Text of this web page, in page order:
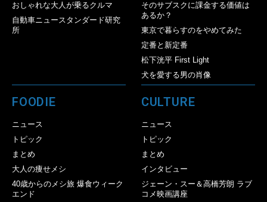
おしゃれな大人が乗るクルマ
自動車ニュースタンダード研究
所
そのサブスクに課金する価値は
あるか？
東京で暮らすのをやめてみた
定番と新定番
松下洸平 First Light
犬を愛する男の肖像
FOODIE
ニュース
トピック
まとめ
大人の痩せメシ
40歳からのメシ旅 爆食ウィーク
エンド
CULTURE
ニュース
トピック
まとめ
インタビュー
ジェーン・スー＆高橋芳朗 ラブ
コメ映画講座